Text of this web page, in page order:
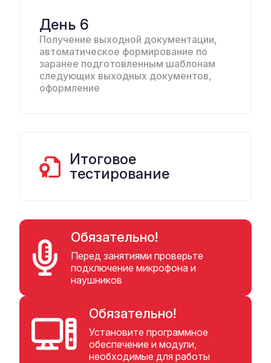
День 6
Получение выходной документации,
автоматическое формирование по
заранее подготовленным шаблонам
следующих выходных документов,
оформление
Итоговое
тестирование
Обязательно!
Перед занятиями проверьте
подключение микрофона и
наушников
Обязательно!
Установите программное
обеспечение и модули,
необходимые для работы